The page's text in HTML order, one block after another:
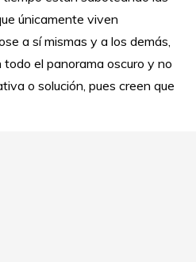
únicamente viven
a sí mismas y a los demás,
el panorama oscuro y no
o solución, pues creen que